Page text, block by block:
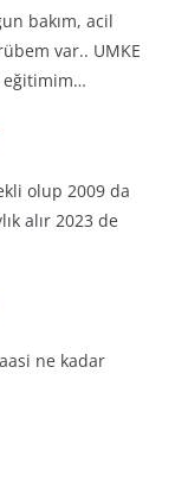
bakım, acil
var.. UMKE
eğitimim…
olup 2009 da
alır 2023 de
ne kadar